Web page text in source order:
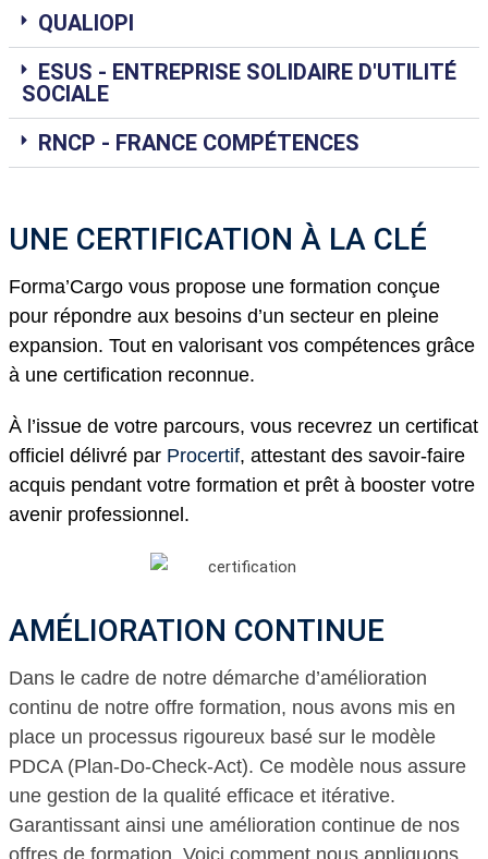
QUALIOPI
ESUS - ENTREPRISE SOLIDAIRE D'UTILITÉ
SOCIALE
RNCP - FRANCE COMPÉTENCES
UNE CERTIFICATION À LA CLÉ
Forma’Cargo vous propose une formation conçue
pour répondre aux besoins d’un secteur en pleine
expansion. Tout en valorisant vos compétences grâce
à une certification reconnue.
À l’issue de votre parcours, vous recevrez un certificat
officiel délivré par Procertif, attestant des savoir-faire
acquis pendant votre formation et prêt à booster votre
avenir professionnel.
AMÉLIORATION CONTINUE
Dans le cadre de notre démarche d’amélioration
continu de notre offre formation, nous avons mis en
place un processus rigoureux basé sur le modèle
PDCA (Plan-Do-Check-Act). Ce modèle nous assure
une gestion de la qualité efficace et itérative.
Garantissant ainsi une amélioration continue de nos
offres de formation. Voici comment nous appliquons